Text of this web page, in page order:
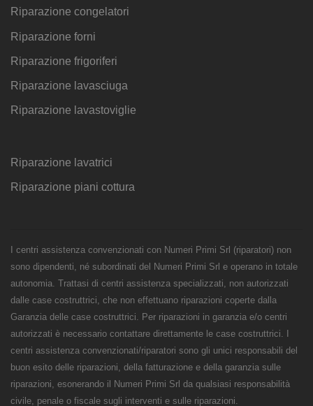
Riparazione congelatori
Riparazione forni
Riparazione frigoriferi
Riparazione lavasciuga
Riparazione lavastoviglie
Riparazione lavatrici
Riparazione piani cottura
I centri assistenza convenzionati con Numeri Primi Srl (riparatori) non
sono dipendenti, né subordinati del Numeri Primi Srl e operano in totale
autonomia. Trattasi di centri assistenza specializzati, non autorizzati
dalle case costruttrici, che non effettuano riparazioni coperte dalla
Garanzia delle case costruttrici. Per riparazioni in garanzia e/o centri
autorizzati è necessario contattare direttamente le case costruttrici. I
centri assistenza convenzionati/riparatori sono gli unici responsabili del
buon esito delle riparazioni, della fatturazione e della garanzia sulle
riparazioni, esonerando il Numeri Primi Srl da qualsiasi responsabilità
civile, penale o fiscale sugli interventi e sulle riparazioni.